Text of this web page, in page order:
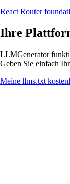
React Router
Ihre
LLMGenerator
Geben Sie einfach
Meine llms.txt